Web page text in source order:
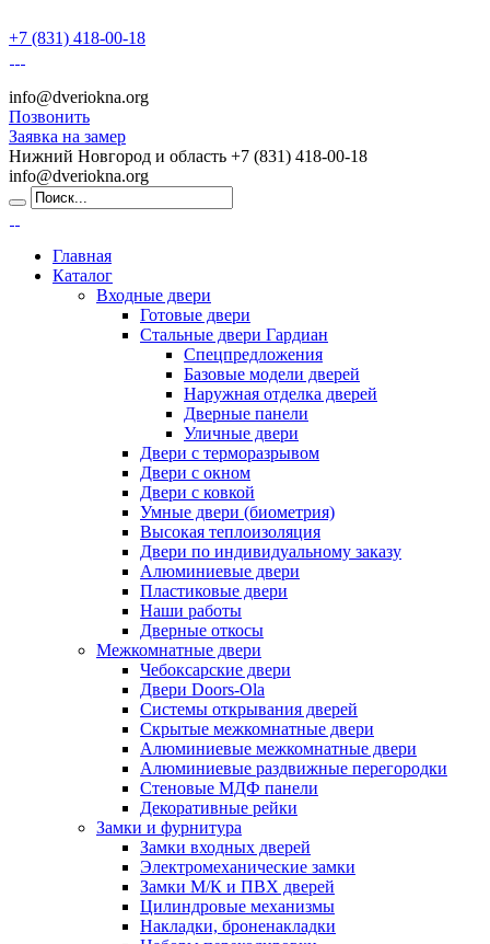
+7 (831) 418-00-18
info@dveriokna.org
Позвонить
Заявка на замер
Нижний Новгород и область +7 (831) 418-00-18
info@dveriokna.org
Главная
Каталог
Входные двери
Готовые двери
Стальные двери Гардиан
Спецпредложения
Базовые модели дверей
Наружная отделка дверей
Дверные панели
Уличные двери
Двери с терморазрывом
Двери с окном
Двери с ковкой
Умные двери (биометрия)
Высокая теплоизоляция
Двери по индивидуальному заказу
Алюминиевые двери
Пластиковые двери
Наши работы
Дверные откосы
Межкомнатные двери
Чебоксарские двери
Двери Doors-Ola
Системы открывания дверей
Скрытые межкомнатные двери
Алюминиевые межкомнатные двери
Алюминиевые раздвижные перегородки
Стеновые МДФ панели
Декоративные рейки
Замки и фурнитура
Замки входных дверей
Электромеханические замки
Замки М/К и ПВХ дверей
Цилиндровые механизмы
Накладки, броненакладки